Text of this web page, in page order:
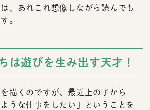
、あれこれ想像しながら読んでも
。
は遊びを生み出す天才！
描くのですが、最近上の子から
ような仕事をしたい」ということを